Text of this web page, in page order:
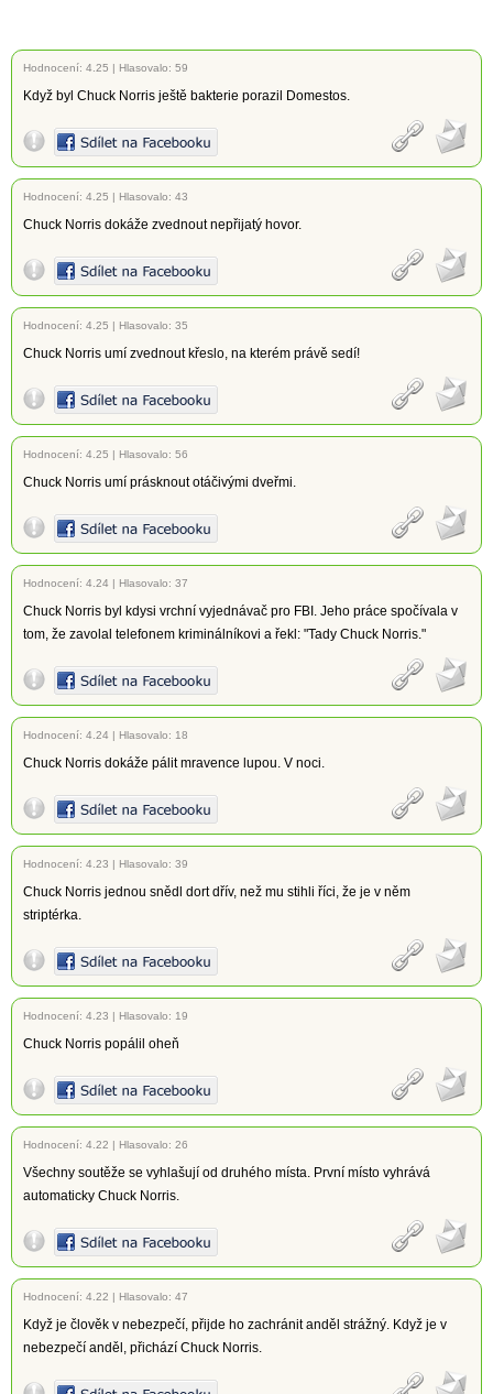
Hodnocení: 4.25 | Hlasovalo: 59
Když byl Chuck Norris ještě bakterie porazil Domestos.
Hodnocení: 4.25 | Hlasovalo: 43
Chuck Norris dokáže zvednout nepřijatý hovor.
Hodnocení: 4.25 | Hlasovalo: 35
Chuck Norris umí zvednout křeslo, na kterém právě sedí!
Hodnocení: 4.25 | Hlasovalo: 56
Chuck Norris umí prásknout otáčivými dveřmi.
Hodnocení: 4.24 | Hlasovalo: 37
Chuck Norris byl kdysi vrchní vyjednávač pro FBI. Jeho práce spočívala v
tom, že zavolal telefonem kriminálníkovi a řekl: "Tady Chuck Norris."
Hodnocení: 4.24 | Hlasovalo: 18
Chuck Norris dokáže pálit mravence lupou. V noci.
Hodnocení: 4.23 | Hlasovalo: 39
Chuck Norris jednou snědl dort dřív, než mu stihli říci, že je v něm
striptérka.
Hodnocení: 4.23 | Hlasovalo: 19
Chuck Norris popálil oheň
Hodnocení: 4.22 | Hlasovalo: 26
Všechny soutěže se vyhlašují od druhého místa. První místo vyhrává
automaticky Chuck Norris.
Hodnocení: 4.22 | Hlasovalo: 47
Když je člověk v nebezpečí, přijde ho zachránit anděl strážný. Když je v
nebezpečí anděl, přichází Chuck Norris.